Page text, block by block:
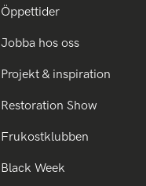
Öppettider
Jobba hos oss
Projekt & inspiration
Restoration Show
Frukostklubben
Black Week